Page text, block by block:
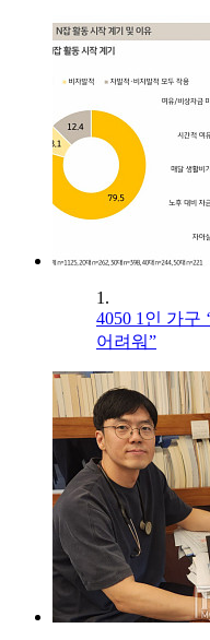
1.
4050 1인 가구
어려워”